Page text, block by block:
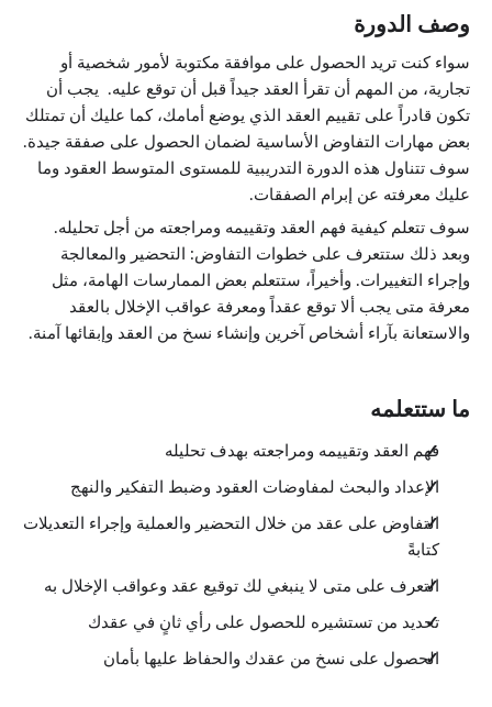
وصف الدورة
سواء كنت تريد الحصول على موافقة مكتوبة لأمور شخصية أو
تجارية، من المهم أن تقرأ العقد جيداً قبل أن توقع عليه. يجب أن
تكون قادراً على تقييم العقد الذي يوضع أمامك، كما عليك أن تمتلك
بعض مهارات التفاوض الأساسية لضمان الحصول على صفقة جيدة.
سوف تتناول هذه الدورة التدريبية للمستوى المتوسط العقود وما
عليك معرفته عن إبرام الصفقات.
سوف تتعلم كيفية فهم العقد وتقييمه ومراجعته من أجل تحليله.
وبعد ذلك ستتعرف على خطوات التفاوض: التحضير والمعالجة
وإجراء التغييرات. وأخيراً، ستتعلم بعض الممارسات الهامة، مثل
معرفة متى يجب ألا توقع عقداً ومعرفة عواقب الإخلال بالعقد
والاستعانة بآراء أشخاص آخرين وإنشاء نسخ من العقد وإبقائها آمنة.
ما ستتعلمه
فهم العقد وتقييمه ومراجعته بهدف تحليله
الإعداد والبحث لمفاوضات العقود وضبط التفكير والنهج
التفاوض على عقد من خلال التحضير والعملية وإجراء التعديلات
كتابةً
التعرف على متى لا ينبغي لك توقيع عقد وعواقب الإخلال به
تحديد من تستشيره للحصول على رأي ثانٍ في عقدك
الحصول على نسخ من عقدك والحفاظ عليها بأمان